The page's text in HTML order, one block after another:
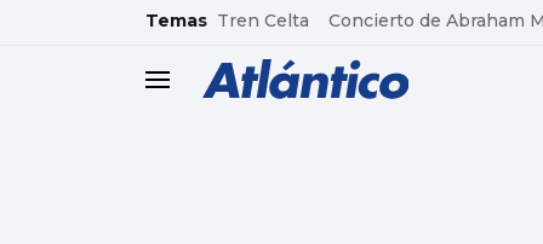
common.go-to-content
Temas Tren Celta Concierto de Abraham
header.menu.open